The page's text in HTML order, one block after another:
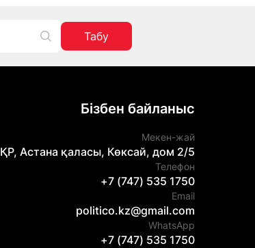
Табу
Бізбен байланыс
Мекен-жай
ҚР, Астана қаласы, Көксай, дом 2/5
Телефон
+7 (747) 535 1750
Email
politico.kz@gmail.com
WhatsApp
+7 (747) 535 1750